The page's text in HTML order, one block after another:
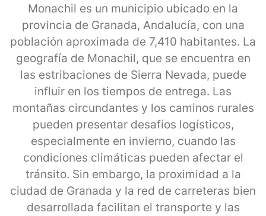
Monachil es un municipio ubicado en la
provincia de Granada, Andalucía, con una
población aproximada de 7,410 habitantes. La
geografía de Monachil, que se encuentra en
las estribaciones de Sierra Nevada, puede
influir en los tiempos de entrega. Las
montañas circundantes y los caminos rurales
pueden presentar desafíos logísticos,
especialmente en invierno, cuando las
condiciones climáticas pueden afectar el
tránsito. Sin embargo, la proximidad a la
ciudad de Granada y la red de carreteras bien
desarrollada facilitan el transporte y las